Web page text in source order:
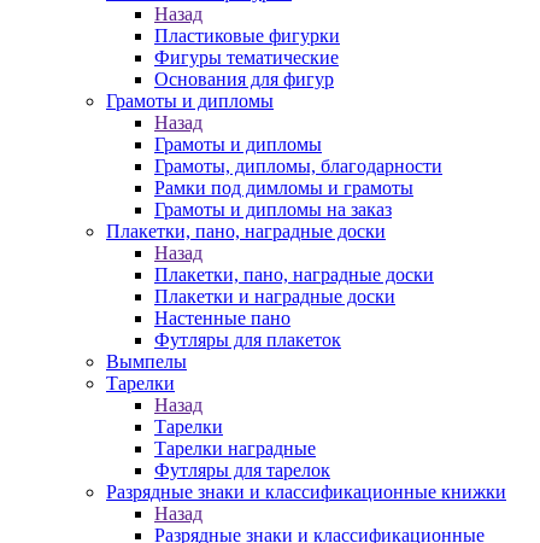
Назад
Пластиковые фигурки
Фигуры тематические
Основания для фигур
Грамоты и дипломы
Назад
Грамоты и дипломы
Грамоты, дипломы, благодарности
Рамки под димломы и грамоты
Грамоты и дипломы на заказ
Плакетки, пано, наградные доски
Назад
Плакетки, пано, наградные доски
Плакетки и наградные доски
Настенные пано
Футляры для плакеток
Вымпелы
Тарелки
Назад
Тарелки
Тарелки наградные
Футляры для тарелок
Разрядные знаки и классификационные книжки
Назад
Разрядные знаки и классификационные